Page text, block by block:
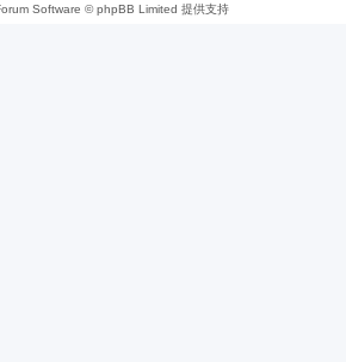
Software © phpBB Limited 提供支持